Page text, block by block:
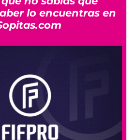
lo encuentras en